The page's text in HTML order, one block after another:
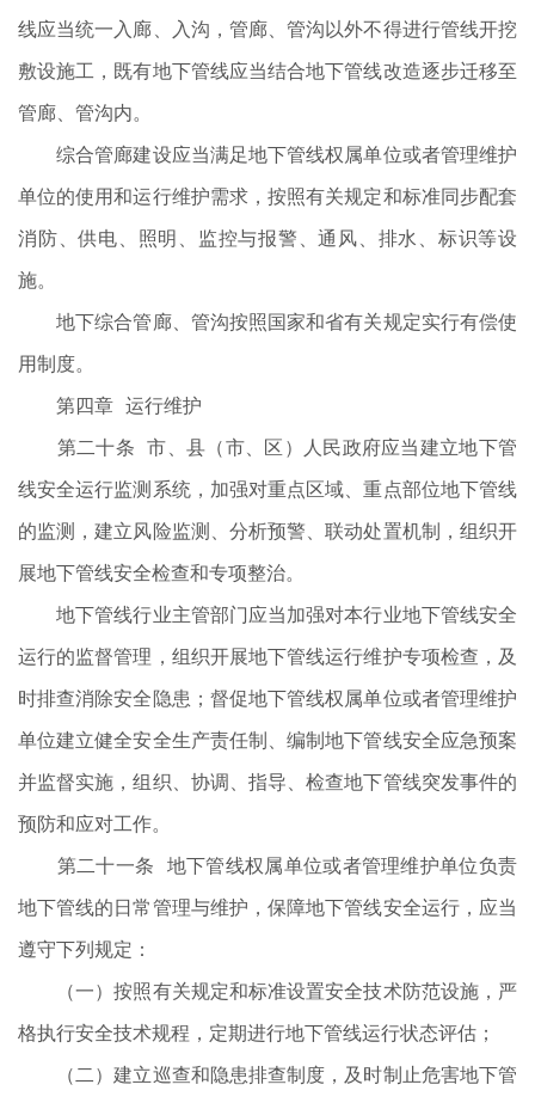
线应当统一入廊、入沟，管廊、管沟以外不得进行管线开挖
敷设施工，既有地下管线应当结合地下管线改造逐步迁移至
管廊、管沟内。
综合管廊建设应当满足地下管线权属单位或者管理维护
单位的使用和运行维护需求，按照有关规定和标准同步配套
消防、供电、照明、监控与报警、通风、排水、标识等设
施。
地下综合管廊、管沟按照国家和省有关规定实行有偿使
用制度。
第四章 运行维护
第二十条 市、县（市、区）人民政府应当建立地下管
线安全运行监测系统，加强对重点区域、重点部位地下管线
的监测，建立风险监测、分析预警、联动处置机制，组织开
展地下管线安全检查和专项整治。
地下管线行业主管部门应当加强对本行业地下管线安全
运行的监督管理，组织开展地下管线运行维护专项检查，及
时排查消除安全隐患；督促地下管线权属单位或者管理维护
单位建立健全安全生产责任制、编制地下管线安全应急预案
并监督实施，组织、协调、指导、检查地下管线突发事件的
预防和应对工作。
第二十一条 地下管线权属单位或者管理维护单位负责
地下管线的日常管理与维护，保障地下管线安全运行，应当
遵守下列规定：
（一）按照有关规定和标准设置安全技术防范设施，严
格执行安全技术规程，定期进行地下管线运行状态评估；
（二）建立巡查和隐患排查制度，及时制止危害地下管